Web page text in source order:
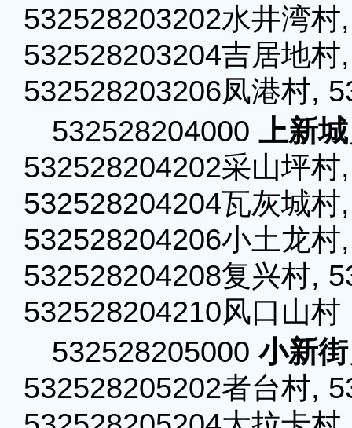
532528203202水井湾
532528203204吉居地
532528203206凤港村,
532528204000 上新
532528204202采山坪
532528204204瓦灰城
532528204206小土龙
532528204208复兴村,
532528204210风口山村
532528205000 小新
532528205202者台村,